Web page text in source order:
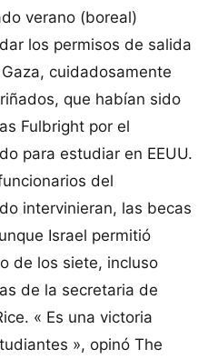
verano (boreal)
los permisos de salida
cuidadosamente
que habían sido
Fulbright por el
para estudiar en EEUU.
del
intervinieran, las becas
Israel permitió
de los siete, incluso
de la secretaria de
« Es una victoria
», opinó The